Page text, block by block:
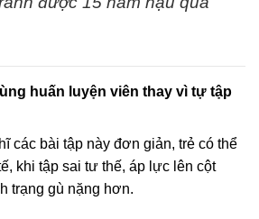
huấn luyện viên thay vì tự tập
các bài tập này đơn giản, trẻ có thể
khi tập sai tư thế, áp lực lên cột
trạng gù nặng hơn.